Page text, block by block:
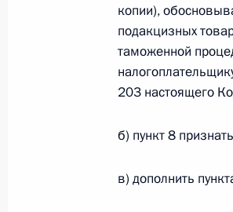
26 июля 2026 года
Федеральный
юрисдикции в
копии),
подакцизных
таможенной
203 настоящего
б) пункт 8
в) дополнить